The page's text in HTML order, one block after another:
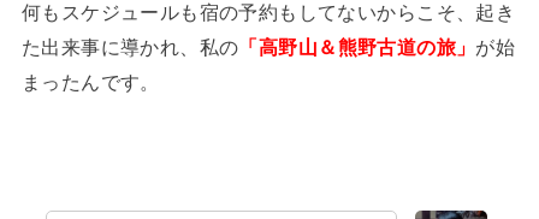
何もスケジュールも宿の予約もしてないからこそ、起き
た出来事に導かれ、私の 「高野山＆熊野古道の旅」 が始
まったんです。